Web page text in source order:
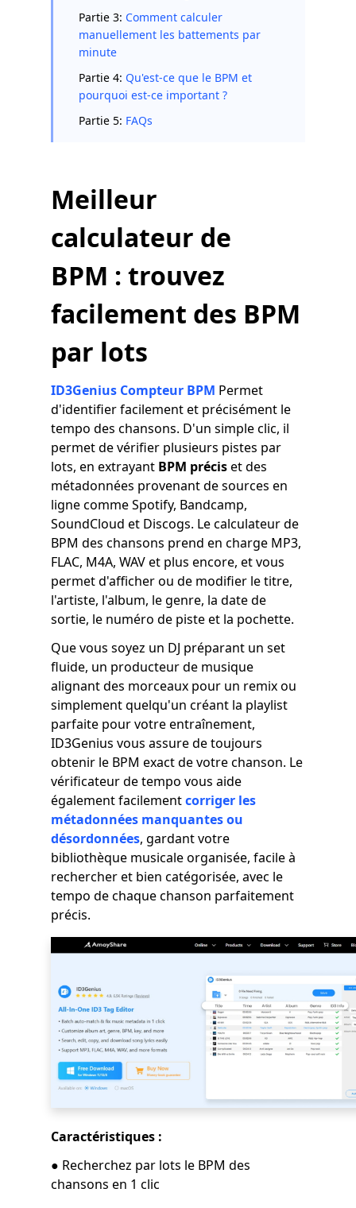
Partie 3: Comment calculer
manuellement les battements par
minute
Partie 4: Qu'est-ce que le BPM et
pourquoi est-ce important ?
Partie 5: FAQs
Meilleur
calculateur de
BPM : trouvez
facilement des BPM
par lots
ID3Genius Compteur BPM Permet
d'identifier facilement et précisément le
tempo des chansons. D'un simple clic, il
permet de vérifier plusieurs pistes par
lots, en extrayant BPM préciset des
métadonnées provenant de sources en
ligne comme Spotify, Bandcamp,
SoundCloud et Discogs. Le calculateur de
BPM des chansons prend en charge MP3,
FLAC, M4A, WAV et plus encore, et vous
permet d'afficher ou de modifier le titre,
l'artiste, l'album, le genre, la date de
sortie, le numéro de piste et la pochette.
Que vous soyez un DJ préparant un set
fluide, un producteur de musique
alignant des morceaux pour un remix ou
simplement quelqu'un créant la playlist
parfaite pour votre entraînement,
ID3Genius vous assure de toujours
obtenir le BPM exact de votre chanson. Le
vérificateur de tempo vous aide
également facilementcorriger les
métadonnées manquantes ou
désordonnées, gardant votre
bibliothèque musicale organisée, facile à
rechercher et bien catégorisée, avec le
tempo de chaque chanson parfaitement
précis.
Caractéristiques :
● Recherchez par lots le BPM des
chansons en 1 clic